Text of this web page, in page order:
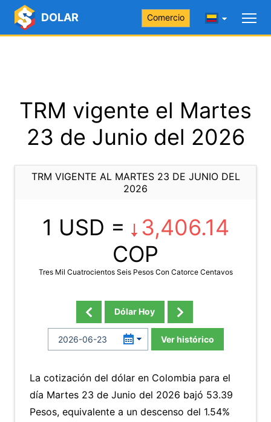
DOLAR Comercio
TRM vigente el Martes
23 de Junio del 2026
TRM VIGENTE AL MARTES 23 DE JUNIO DEL
2026
1 USD =
3,406.14
COP
Tres Mil Cuatrocientos Seis Pesos Con Catorce Centavos
Dólar Hoy
Ver histórico
La cotización del dólar en Colombia para el
día Martes 23 de Junio del 2026 bajó 53.39
Pesos, equivalente a un descenso del 1.54%